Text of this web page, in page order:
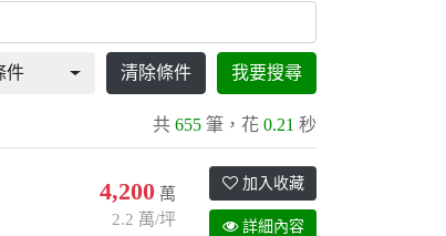
件 清除條件 我要搜尋
共 655 筆，花 0.21 秒
4,200 萬
2.2 萬/坪
加入收藏
詳細內容